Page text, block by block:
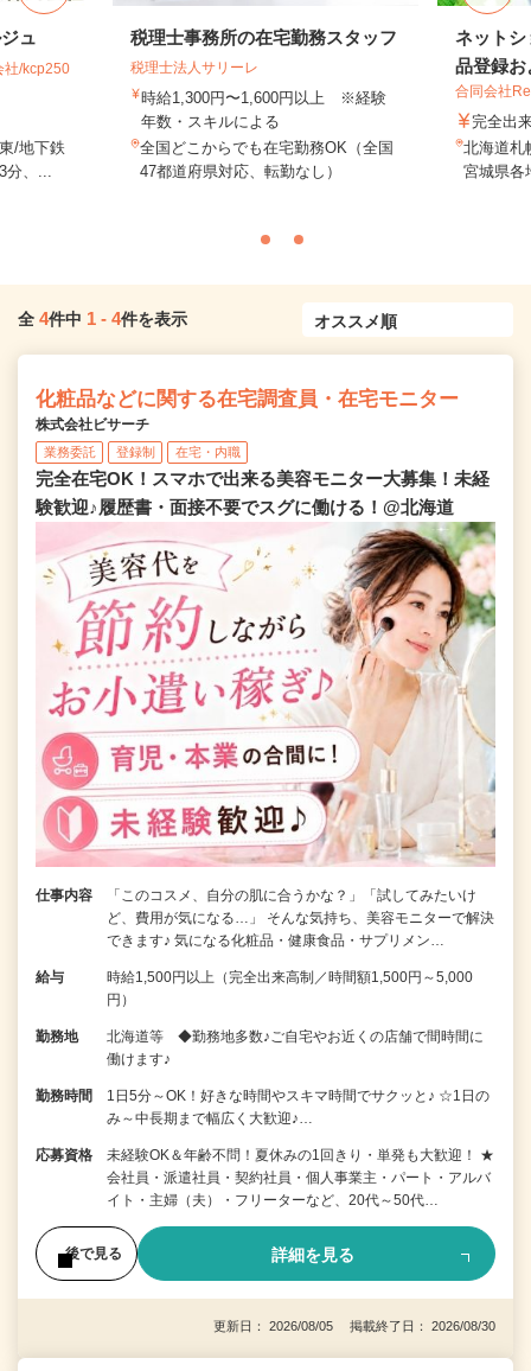
ュ
社/kcp250
/地下鉄
、...
税理士事務所の在宅勤務スタッフ
税理士法人サリーレ
時給1,300円〜1,600円以上 ※経験
年数・スキルによる
全国どこからでも在宅勤務OK（全国
47都道府県対応、転勤なし）
ネットシ
品登録お
合同会社
完全出
北海道札
宮城県
全 4件中 1 - 4件を表示
化粧品などに関する在宅調査員・在宅モニター
株式会社ビサーチ
業務委託 登録制 在宅・内職
完全在宅OK！スマホで出来る美容モニター大募集！未経
験歓迎♪履歴書・面接不要でスグに働ける！@北海道
仕事内容
「このコスメ、自分の肌に合うかな？」「試してみたいけ
ど、費用が気になる…」 そんな気持ち、美容モニターで解決
できます♪ 気になる化粧品・健康食品・サプリメン…
給与
時給1,500円以上（完全出来高制／時間額1,500円～5,000
円）
勤務地
北海道等 ◆勤務地多数♪ご自宅やお近くの店舗で間時間に
働けます♪
勤務時間
1日5分～OK！好きな時間やスキマ時間でサクッと♪ ☆1日の
み～中長期まで幅広く大歓迎♪…
応募資格
未経験OK＆年齢不問！夏休みの1回きり・単発も大歓迎！ ★
会社員・派遣社員・契約社員・個人事業主・パート・アルバ
イト・主婦（夫）・フリーターなど、20代～50代…
後で見る 詳細を見る
更新日： 2026/08/05 掲載終了日： 2026/08/30